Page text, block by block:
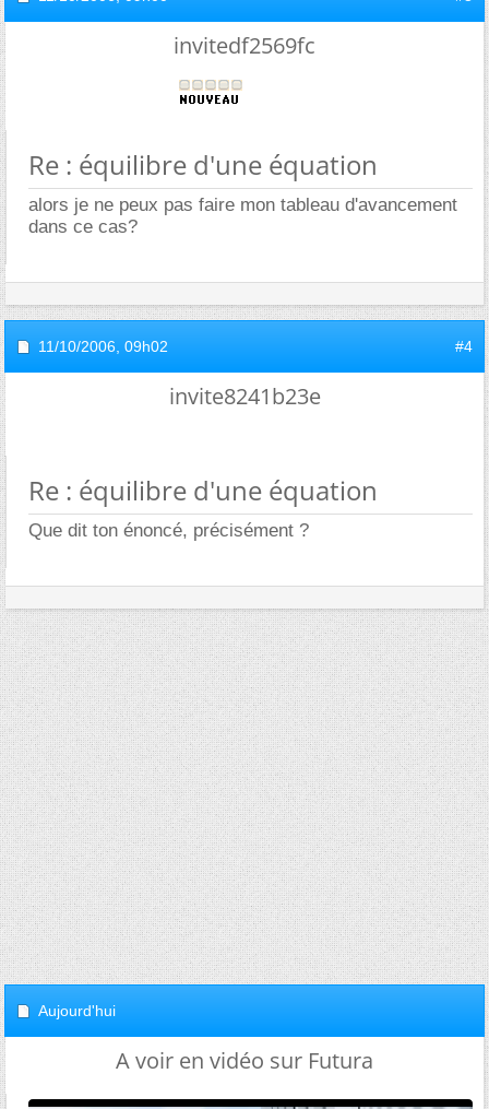
invitedf2569fc
Re : équilibre d'une équation
alors je ne peux pas faire mon tableau d'avancement
dans ce cas?
11/10/2006, 09h02 #4
invite8241b23e
Re : équilibre d'une équation
Que dit ton énoncé, précisément ?
Aujourd'hui
A voir en vidéo sur Futura